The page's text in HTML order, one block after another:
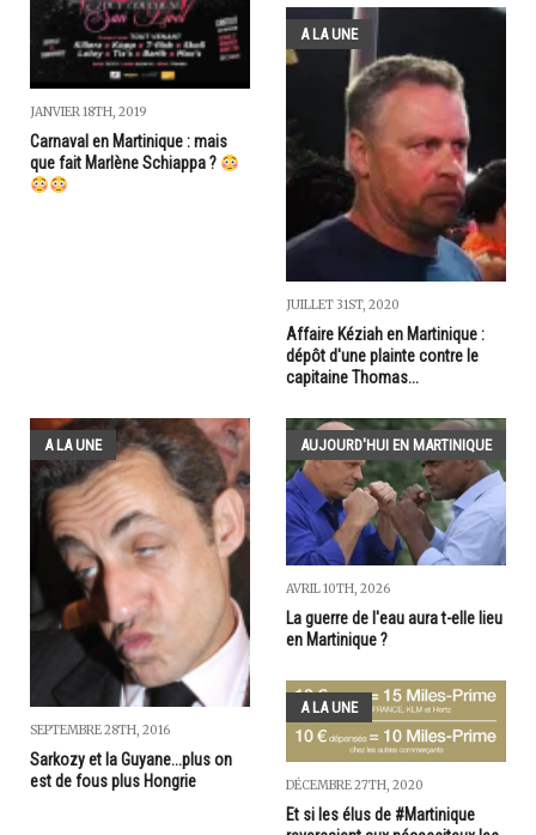
JANVIER 18TH, 2019
Carnaval en Martinique : mais
que fait Marlène Schiappa ?
A LA UNE
JUILLET 31ST, 2020
Affaire Kéziah en Martinique :
dépôt d'une plainte contre le
capitaine Thomas...
A LA UNE
SEPTEMBRE 28TH, 2016
Sarkozy et la Guyane...plus on
est de fous plus Hongrie
AUJOURD'HUI EN MARTINIQUE
AVRIL 10TH, 2026
La guerre de l'eau aura t-elle lieu
en Martinique ?
A LA UNE
DÉCEMBRE 27TH, 2020
Et si les élus de #Martinique